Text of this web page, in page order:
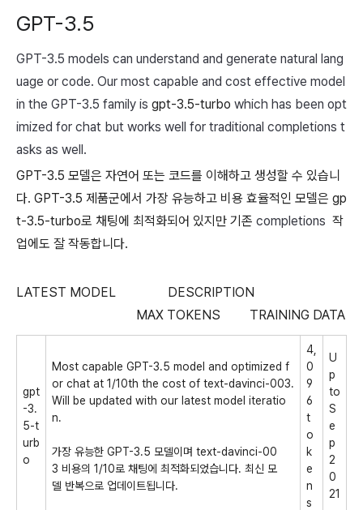
GPT-3.5
GPT-3.5 models can understand and generate natural lang
uage or code. Our most capable and cost effective model
in the GPT-3.5 family is gpt-3.5-turbo which has been opt
imized for chat but works well for traditional completions t
asks as well.
GPT-3.5 모델은 자연어 또는 코드를 이해하고 생성할 수 있습니
다. GPT-3.5 제품군에서 가장 유능하고 비용 효율적인 모델은 gp
t-3.5-turbo로 채팅에 최적화되어 있지만 기존 completions 작
업에도 잘 작동합니다.
LATEST MODEL DESCRIPTION
MAX TOKENS TRAINING DATA
gpt
-3.
5-t
urb
o
Most capable GPT-3.5 model and optimized f
or chat at 1/10th the cost of text-davinci-003.
Will be updated with our latest model iteratio
n.
가장 유능한 GPT-3.5 모델이며 text-davinci-00
3 비용의 1/10로 채팅에 최적화되었습니다. 최신 모
델 반복으로 업데이트됩니다.
4,
0
9
6
t
o
k
e
n
s
U
p
to
S
e
p
2
0
21